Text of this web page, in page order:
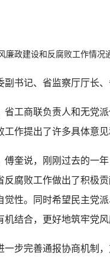
政建设和反腐败工作情况
记、省监察厅厅长、
商联负责人和无党派
作提出了许多具体意
说，刚刚过去的一年
反腐败工作做出了积极
觉性。同时希望民主党
结合，更好地筑牢党
完善通报协商机制，